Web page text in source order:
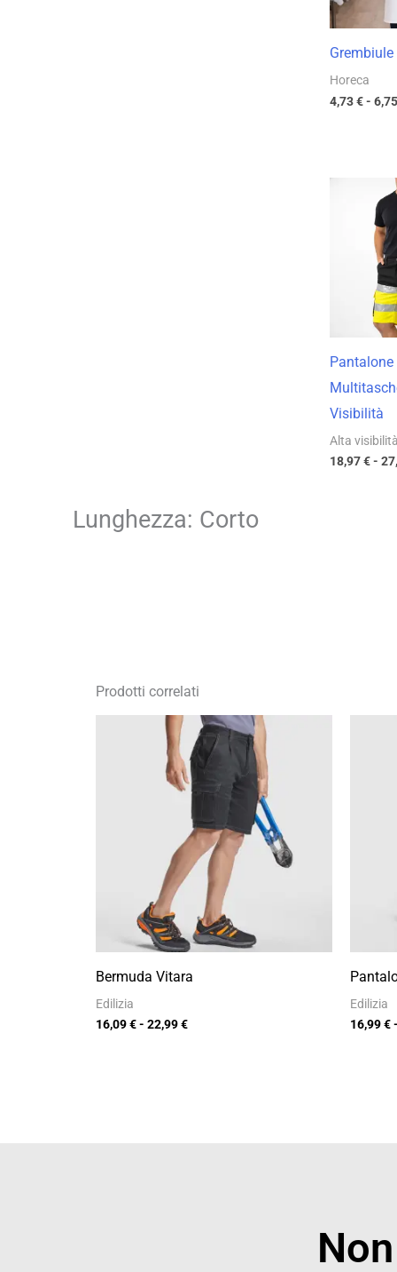
Horeca
4,73€- 6,75
Pantalone
Visibilità
Alta visibilità
18,97€-
Lunghezza: Corto
Prodotti correlati
Bermuda Vitara
Edilizia
16,09€ - 22,99€
Fascia
di
prezzo:
da
16,09 €
22,99 €
Edilizia
16,99€-